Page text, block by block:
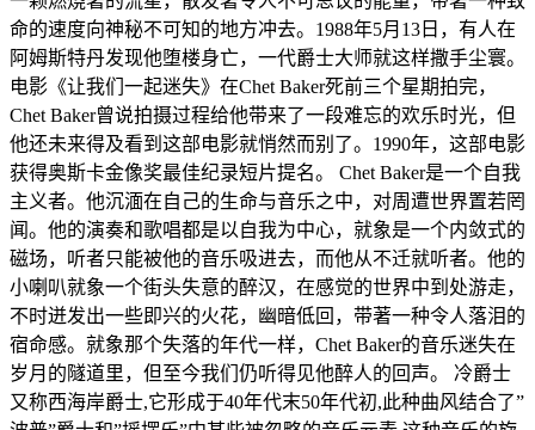
命的速度向神秘不可知的地方冲去。1988年5月13日，有人在
阿姆斯特丹发现他堕楼身亡，一代爵士大师就这样撒手尘寰。
电影《让我们一起迷失》在Chet Baker死前三个星期拍完，
Chet Baker曾说拍摄过程给他带来了一段难忘的欢乐时光，但
他还未来得及看到这部电影就悄然而别了。1990年，这部电影
获得奥斯卡金像奖最佳纪录短片提名。 Chet Baker是一个自我
主义者。他沉湎在自己的生命与音乐之中，对周遭世界置若罔
闻。他的演奏和歌唱都是以自我为中心，就象是一个内敛式的
磁场，听者只能被他的音乐吸进去，而他从不迁就听者。他的
小喇叭就象一个街头失意的醉汉，在感觉的世界中到处游走，
不时迸发出一些即兴的火花，幽暗低回，带著一种令人落泪的
宿命感。就象那个失落的年代一样，Chet Baker的音乐迷失在
岁月的隧道里，但至今我们仍听得见他醉人的回声。 冷爵士
又称西海岸爵士,它形成于40年代末50年代初,此种曲风结合了”